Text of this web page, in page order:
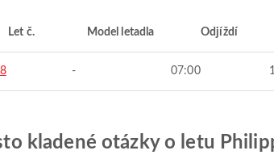
Let č. Model letadla Odjíždí
- 07:00
kladené otázky o letu